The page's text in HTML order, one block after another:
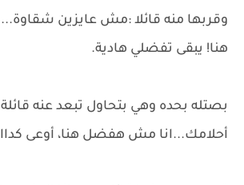
وقربها منه قائلا :مش عايزين
هنا! يبقى تفضلي هادية.
بصتله بحده وهي بتحاول تبعد عنه
أحلامك...انا مش هفضل هنا، أوعى